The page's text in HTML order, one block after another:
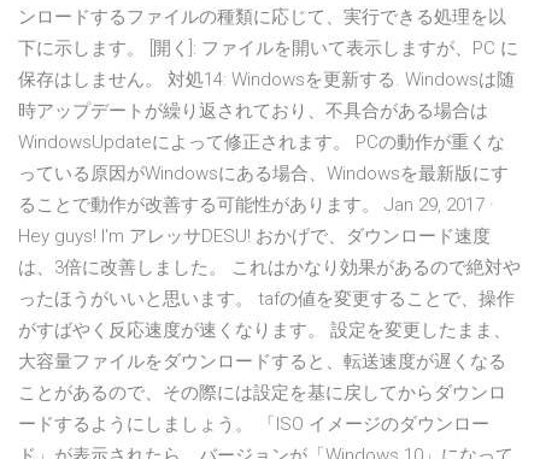
ンロードするファイルの種類に応じて、実行できる処理を以
下に示します。 [開く]: ファイルを開いて表示しますが、PC に
保存はしません。 対処14: Windowsを更新する. Windowsは随
時アップデートが繰り返されており、不具合がある場合は
WindowsUpdateによって修正されます。 PCの動作が重くな
っている原因がWindowsにある場合、Windowsを最新版にす
ることで動作が改善する可能性があります。 Jan 29, 2017 ·
Hey guys! I'm アレッサDESU! おかげで、ダウンロード速度
は、3倍に改善しました。 これはかなり効果があるので絶対や
ったほうがいいと思います。 tafの値を変更することで、操作
がすばやく反応速度が速くなります。 設定を変更したまま、
大容量ファイルをダウンロードすると、転送速度が遅くなる
ことがあるので、その際には設定を基に戻してからダウンロ
ードするようにしましょう。 「ISO イメージのダウンロー